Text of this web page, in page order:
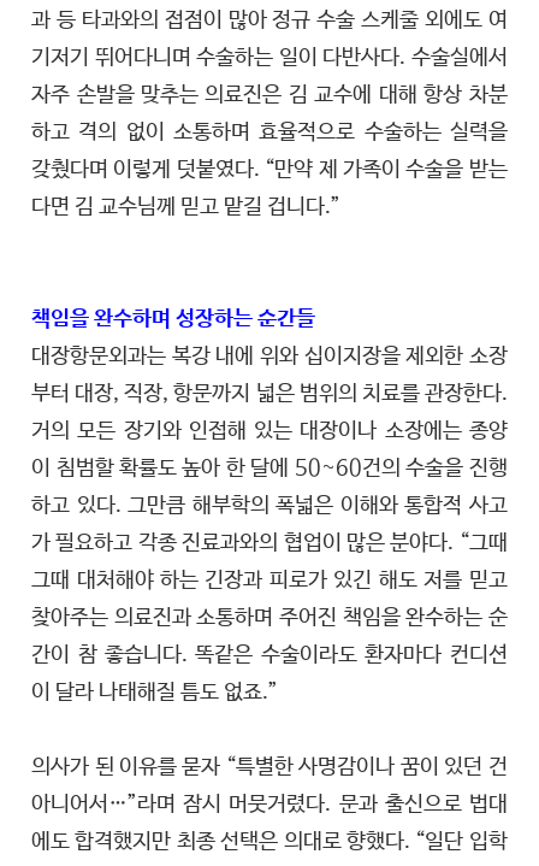
과 등 타과와의 접점이 많아 정규 수술 스케줄 외에도 여
기저기 뛰어다니며 수술하는 일이 다반사다. 수술실에서
자주 손발을 맞추는 의료진은 김 교수에 대해 항상 차분
하고 격의 없이 소통하며 효율적으로 수술하는 실력을
갖췄다며 이렇게 덧붙였다. “만약 제 가족이 수술을 받는
다면 김 교수님께 믿고 맡길 겁니다.”
책임을 완수하며 성장하는 순간들
대장항문외과는 복강 내에 위와 십이지장을 제외한 소장
부터 대장, 직장, 항문까지 넓은 범위의 치료를 관장한다.
거의 모든 장기와 인접해 있는 대장이나 소장에는 종양
이 침범할 확률도 높아 한 달에 50~60건의 수술을 진행
하고 있다. 그만큼 해부학의 폭넓은 이해와 통합적 사고
가 필요하고 각종 진료과와의 협업이 많은 분야다. “그때
그때 대처해야 하는 긴장과 피로가 있긴 해도 저를 믿고
찾아주는 의료진과 소통하며 주어진 책임을 완수하는 순
간이 참 좋습니다. 똑같은 수술이라도 환자마다 컨디션
이 달라 나태해질 틈도 없죠.”
의사가 된 이유를 묻자 “특별한 사명감이나 꿈이 있던 건
아니어서…”라며 잠시 머뭇거렸다. 문과 출신으로 법대
에도 합격했지만 최종 선택은 의대로 향했다. “일단 입학